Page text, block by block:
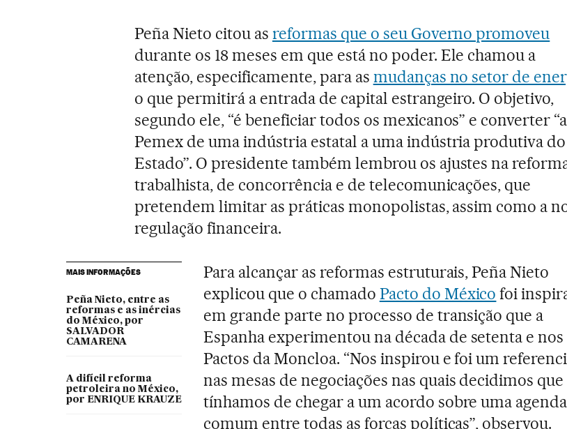
Peña Nieto citou as reformas que o seu Governo promoveu
durante os 18 meses em que está no poder. Ele chamou a
atenção, especificamente, para as mudanças no setor de
o que permitirá a entrada de capital estrangeiro. O objetivo,
segundo ele, “é beneficiar todos os mexicanos” e converter “a
Pemex de uma indústria estatal a uma indústria produtiva do
Estado”. O presidente também lembrou os ajustes na
trabalhista, de concorrência e de telecomunicações, que
pretendem limitar as práticas monopolistas, assim como a
regulação financeira.
MAIS INFORMAÇÕES
Peña Nieto, entre as
reformas e as inércias
do México, por
SALVADOR
CAMARENA
A difícil reforma
petroleira no México,
por ENRIQUE KRAUZE
Para alcançar as reformas estruturais, Peña Nieto
explicou que o chamado Pacto do México foi
em grande parte no processo de transição que a
Espanha experimentou na década de setenta e nos
Pactos da Moncloa. “Nos inspirou e foi um
nas mesas de negociações nas quais decidimos que
tínhamos de chegar a um acordo sobre uma agenda
comum entre todas as forças políticas”, observou.